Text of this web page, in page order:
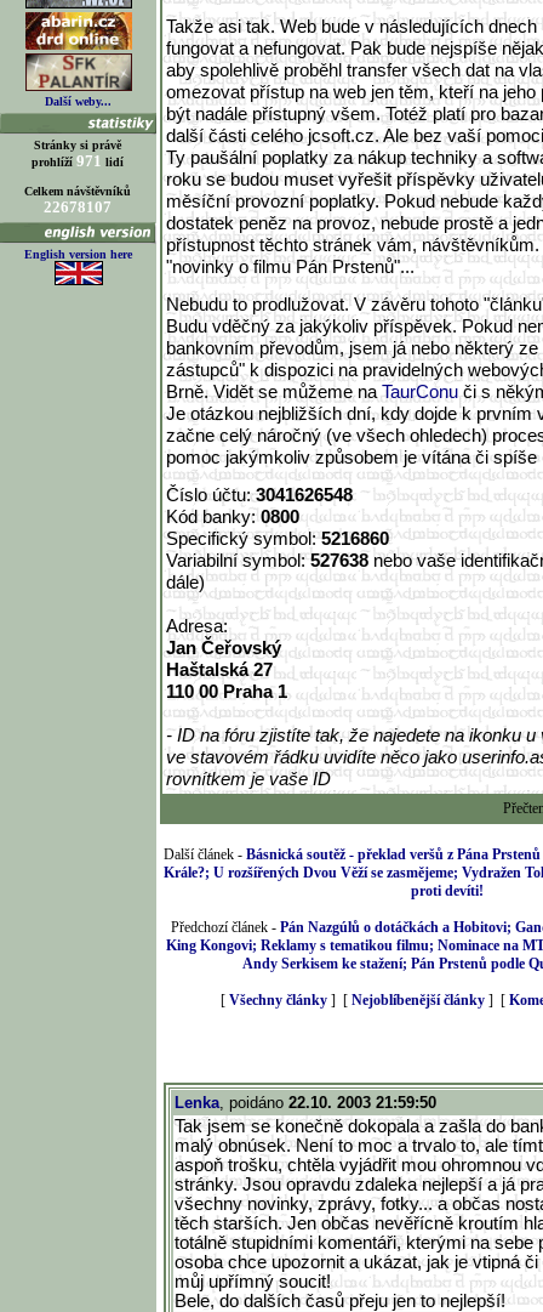
Další weby...
Stránky si právě
prohlíží 971 lidí
Celkem návštěvníků
22678107
English version here
Takže asi tak. Web bude v následujících
fungovat a nefungovat. Pak bude nejspíše
aby spolehlivě proběhl transfer všech dat na
omezovat přístup na web jen těm, kteří na
být nadále přístupný všem. Totéž platí pro
další části celého jcsoft.cz. Ale bez vaší
Ty paušální poplatky za nákup techniky a
roku se budou muset vyřešit příspěvky
měsíční provozní poplatky. Pokud nebude
dostatek peněz na provoz, nebude prostě a
přístupnost těchto stránek vám, návštěvníkům.
"novinky o filmu Pán Prstenů"...
Nebudu to prodlužovat. V závěru tohoto
Budu vděčný za jakýkoliv příspěvek. Pokud
bankovním převodům, jsem já nebo některý
zástupců" k dispozici na pravidelných
Brně. Vidět se můžeme naTaurConuči s
Je otázkou nejbližších dní, kdy dojde k prvním
začne celý náročný (ve všech ohledech)
pomoc jakýmkoliv způsobem je vítána či spíše
Číslo účtu:3041626548
Kód banky:0800
Specifický symbol:5216860
Variabilní symbol:527638 nebo vaše
dále)
Adresa:
Jan Čeřovský
Haštalská 27
110 00 Praha 1
- ID na fóru zjistíte tak, že najedete na ikonku
ve stavovém řádku uvidíte něco jako
rovnítkem je vaše ID
Další článek - Básnická soutěž - překlad veršů z Pána
Krále?; U rozšířených Dvou Věží se zasmějeme; Vydražen
proti devíti!
Předchozí článek -Pán Nazgúlů o dotáčkách a Hobitovi;
King Kongovi; Reklamy s tematikou filmu; Nominace na
Andy Serkisem ke stažení; Pán Prstenů podle
[Všechny články ] [Nejoblíbenější články ] [
Lenka, poidáno 22.10. 2003 21:59:50
Tak jsem se konečně dokopala a zašla do
malý obnúsek. Není to moc a trvalo to, ale
aspoň trošku, chtěla vyjádřit mou ohromnou
stránky. Jsou opravdu zdaleka nejlepší a já
všechny novinky, zprávy, fotky... a občas
těch starších. Jen občas nevěřícně kroutím
totálně stupidními komentáři, kterými na sebe
osoba chce upozornit a ukázat, jak je vtipná
můj upřímný soucit!
Bele, do dalších časů přeju jen to nejlepší!